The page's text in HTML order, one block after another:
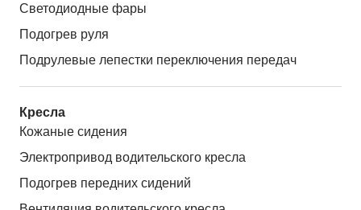
Светодиодные фары
Подогрев руля
Подрулевые лепестки переключения передач
Кресла
Кожаные сидения
Электропривод водительского кресла
Подогрев передних сидений